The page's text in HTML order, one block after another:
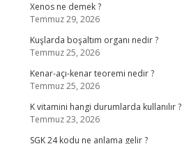
Xenos ne demek ?
Temmuz 29, 2026
Kuşlarda boşaltım organı nedir ?
Temmuz 25, 2026
Kenar-açı-kenar teoremi nedir ?
Temmuz 25, 2026
K vitamini hangi durumlarda kullanılır ?
Temmuz 23, 2026
SGK 24 kodu ne anlama gelir ?